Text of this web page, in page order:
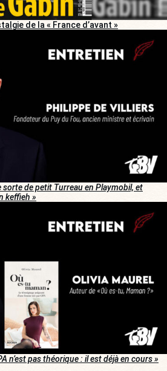
de la « France d’avant »
sorte de petit Turreau en Playmobil, et
keffieh »
n’est pas théorique : il est déjà en cours »